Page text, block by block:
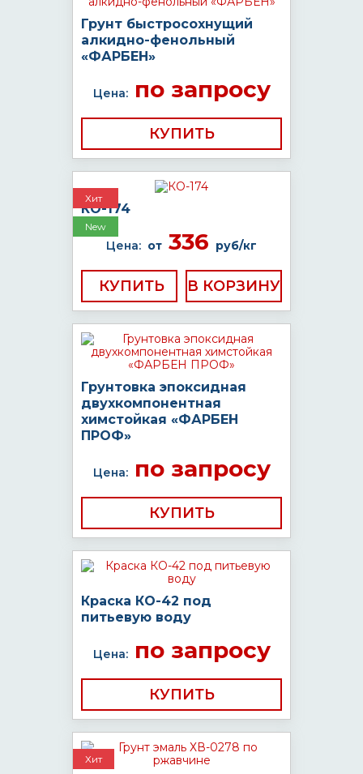
Грунт быстросохнущий
алкидно-фенольный
«ФАРБЕН»
Цена:по запросу
КУПИТЬ
Хит
New
КО-174
Цена: от 336 руб/кг
КУПИТЬ
Грунтовка эпоксидная
двухкомпонентная
химстойкая «ФАРБЕН
ПРОФ»
Цена:по запросу
КУПИТЬ
Краска КО-42 под
питьевую воду
Цена:по запросу
КУПИТЬ
Хит